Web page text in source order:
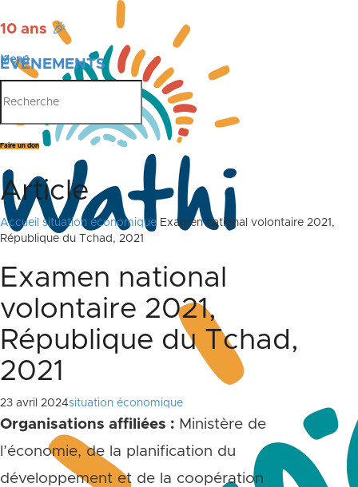
10 ans 🎉
ÉVÉNEMENTS
PUBLICATIONS
Menu
Faire un don
Article
Accueil situation économique Examen national volontaire 2021,
République du Tchad, 2021
Examen national
volontaire 2021,
République du Tchad,
2021
23 avril 2024situation économique
Organisations affiliées : Ministère de
l’économie, de la planification du
développement et de la coopération